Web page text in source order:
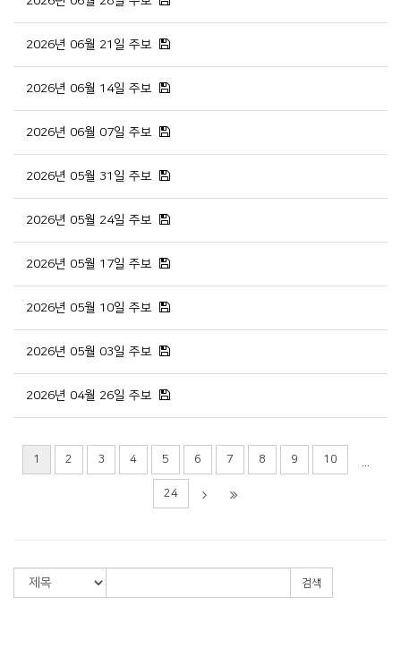
2026년 06월 21일 주보
2026년 06월 14일 주보
2026년 06월 07일 주보
2026년 05월 31일 주보
2026년 05월 24일 주보
2026년 05월 17일 주보
2026년 05월 10일 주보
2026년 05월 03일 주보
2026년 04월 26일 주보
1 2 3 4 5 6 7 8 9 10
24
검색